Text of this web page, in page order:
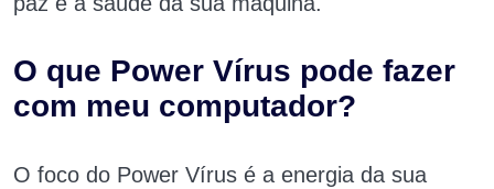
O que Power Vírus pode fazer
com meu computador?
O foco do Power Vírus é a energia da sua